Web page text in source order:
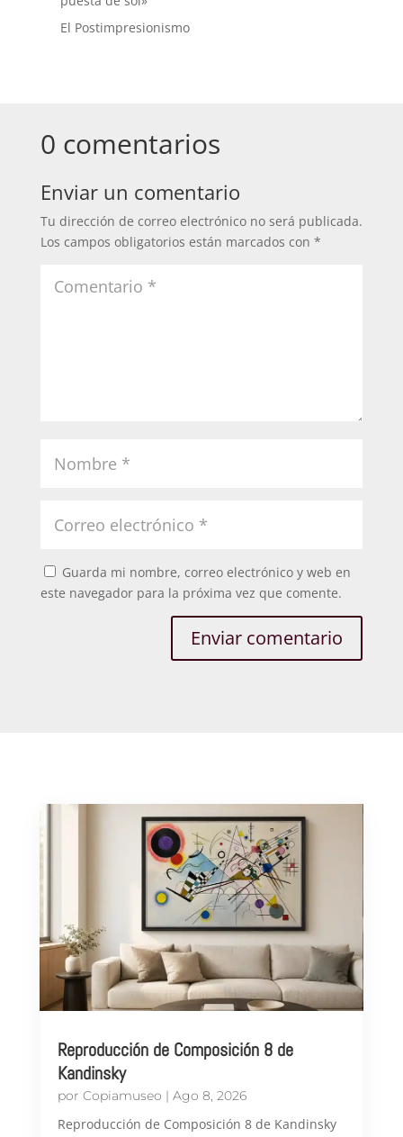
El Postimpresionismo
0 comentarios
Enviar un comentario
Tu dirección de correo electrónico no será publicada.
Los campos obligatorios están marcados con *
Guarda mi nombre, correo electrónico y web en
este navegador para la próxima vez que comente.
Enviar comentario
Reproducción de Composición 8 de
Kandinsky
por Copiamuseo | Ago 8, 2026
Reproducción de Composición 8 de Kandinsky